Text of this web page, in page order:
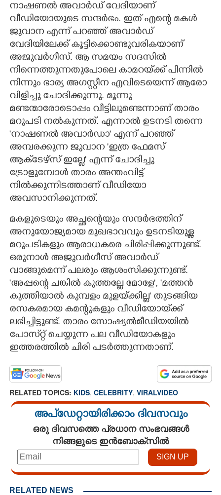
നാഷണൽ അവാർഡ്‌ വേദിയാണ്
വീഡിയോയുടെ സന്ദർഭം. ഇത് എന്റെ മകൾ
ജുവാന എന്ന് പറഞ്ഞ് അവാർഡ്
വേദിയിലേക്ക് കൂട്ടിക്കൊണ്ടുവരികയാണ്
അജുവർഗീസ്. ആ സമയം സദസിൽ
നിന്നെത്തുന്നതുപോലെ കാമറയ്‌ക്ക് പിന്നിൽ
നിന്നും ഭാര്യ അഗസ്റ്റീന എവിടെയെന്ന് ആരോ
വിളിച്ചു ചോദിക്കുന്നു. മൂന്നു
മണ്ടന്മാരോടൊപ്പം വീട്ടിലുണ്ടെന്നാണ് താരം
മറുപടി നൽകുന്നത്. എന്നാൽ ഉടനടി തന്നെ
'നാഷണൽ അവാർഡാ' എന്ന് പറഞ്ഞ്
അമ്പരക്കുന്ന ജുവാന 'ഇത്ര ഫേമസ്
ആക്‌ടേഴ്സ് ഇല്ലേ' എന്ന് ചോദിച്ചു
ട്രോളുമ്പോൾ താരം അന്തംവിട്ട്
നിൽക്കുന്നിടത്താണ് വീഡിയോ
അവസാനിക്കുന്നത്.
മകളുടെയും അച്ഛന്റെയും സന്ദർഭത്തിന്
അനുയോജ്യമായ മുഖഭാവവും ഉടനടിയുള്ള
മറുപടികളും ആരാധകരെ ചിരിപ്പിക്കുന്നുണ്ട്.
ഒരുനാൾ അജുവർഗീസ് അവാർഡ്
വാങ്ങുമെന്ന് പലരും ആശംസിക്കുന്നുണ്ട്.
'അപ്പന്റെ ചങ്കിൽ കുത്തല്ലേ മോളേ', 'മത്തൻ
കുത്തിയാൽ കുമ്പളം മുളയ്‌ക്കില്ല' തുടങ്ങിയ
രസകരമായ കമന്റുകളും വീഡിയോയ്‌ക്ക്
ലഭിച്ചിട്ടുണ്ട്. താരം സോഷ്യൽമീഡിയയിൽ
പോസ്‌റ്റ് ചെയ്യുന്ന പല വീഡിയോകളും
ഇത്തരത്തിൽ ചിരി പടർത്തുന്നതാണ്.
RELATED TOPICS: KIDS, CELEBRITY, VIRALVIDEO
അപ്ഡേറ്റായിരിക്കാം ദിവസവും
ഒരു ദിവസത്തെ പ്രധാന സംഭവങ്ങൾ
നിങ്ങളുടെ ഇൻബോക്സിൽ
RELATED NEWS